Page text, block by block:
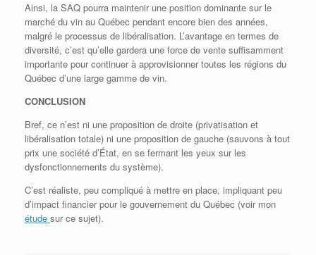
Ainsi, la SAQ pourra maintenir une position dominante sur le
marché du vin au Québec pendant encore bien des années,
malgré le processus de libéralisation. L’avantage en termes de
diversité, c’est qu’elle gardera une force de vente suffisamment
importante pour continuer à approvisionner toutes les régions du
Québec d’une large gamme de vin.
CONCLUSION
Bref, ce n’est ni une proposition de droite (privatisation et
libéralisation totale) ni une proposition de gauche (sauvons à tout
prix une société d’État, en se fermant les yeux sur les
dysfonctionnements du système).
C’est réaliste, peu compliqué à mettre en place, impliquant peu
d’impact financier pour le gouvernement du Québec (voir mon
étude sur ce sujet).